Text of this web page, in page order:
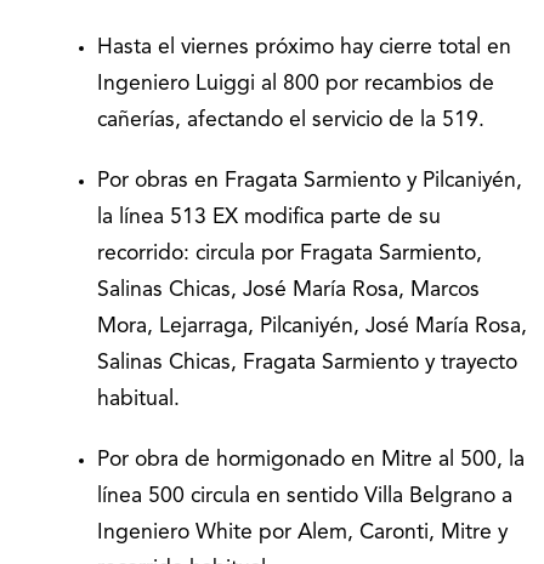
Hasta el viernes próximo hay cierre total en
Ingeniero Luiggi al 800 por recambios de
cañerías, afectando el servicio de la 519.
Por obras en Fragata Sarmiento y Pilcaniyén,
la línea 513 EX modifica parte de su
recorrido: circula por Fragata Sarmiento,
Salinas Chicas, José María Rosa, Marcos
Mora, Lejarraga, Pilcaniyén, José María Rosa,
Salinas Chicas, Fragata Sarmiento y trayecto
habitual.
Por obra de hormigonado en Mitre al 500, la
línea 500 circula en sentido Villa Belgrano a
Ingeniero White por Alem, Caronti, Mitre y